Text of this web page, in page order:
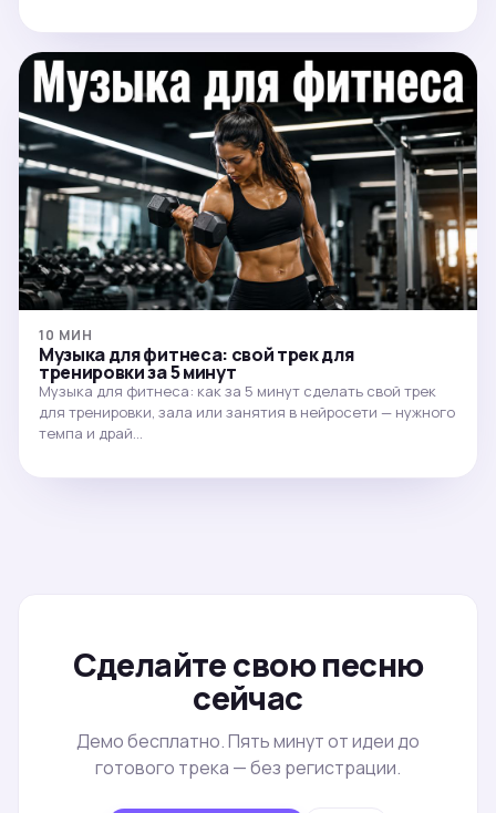
10 МИН
Музыка для фитнеса: свой трек для
тренировки за 5 минут
Музыка для фитнеса: как за 5 минут сделать свой трек
для тренировки, зала или занятия в нейросети — нужного
темпа и драй…
Сделайте свою песню
сейчас
Демо бесплатно. Пять минут от идеи до
готового трека — без регистрации.